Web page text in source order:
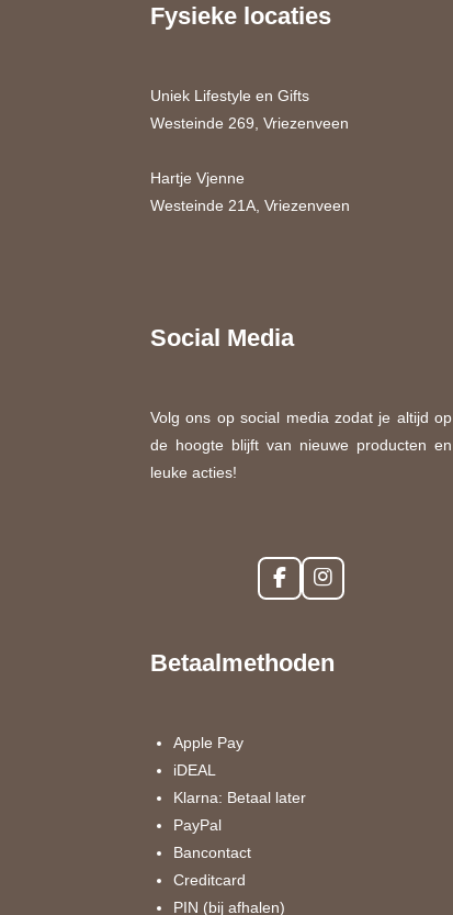
Fysieke locaties
Uniek Lifestyle en Gifts
Westeinde 269, Vriezenveen
Hartje Vjenne
Westeinde 21A, Vriezenveen
Social Media
Volg ons op social media zodat je altijd op
de hoogte blijft van nieuwe producten en
leuke acties!
F
a
b
I
n
a
Betaalmethoden
Apple Pay
iDEAL
Klarna: Betaal later
PayPal
Bancontact
Creditcard
PIN (bij afhalen)